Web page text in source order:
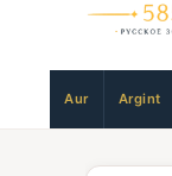
Aur Argint